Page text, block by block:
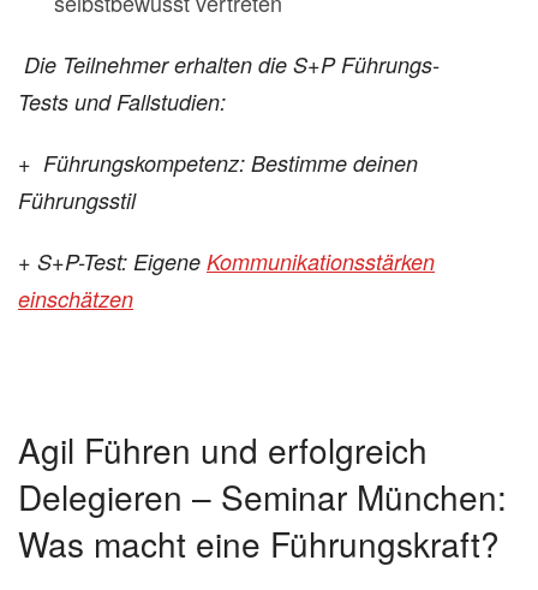
Die Teilnehmer erhalten die S+P Führungs-
Tests undFallstudien:
+ Führungskompetenz: Bestimme deinen
Führungsstil
+ S+P-Test: Eigene Kommunikationsstärken
einschätzen
Agil Führen und erfolgreich
Delegieren – Seminar München:
Was macht eine Führungskraft?